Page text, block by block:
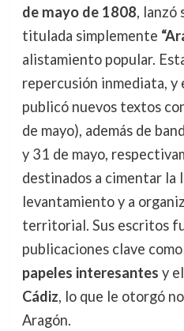
de mayo de 1808, lanzó
titulada simplemente
alistamiento popular.
repercusión inmediata, y
publicó nuevos textos
de mayo), además de
y 31 de mayo,
destinados a cimentar la
levantamiento y a
territorial. Sus escritos
publicaciones clave
papeles interesantes y el
Cádiz, lo que le otorgó
Aragón.